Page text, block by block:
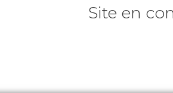
Site en